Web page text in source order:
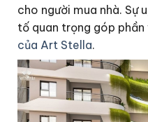
cho người mua nhà. Sự
tố quan trọng góp phần
của Art Stella.